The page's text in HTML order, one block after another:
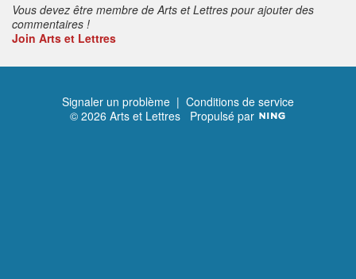
Vous devez être membre de Arts et Lettres pour ajouter des
commentaires !
Join Arts et Lettres
Signaler un problème | Conditions de service
© 2026 Arts et Lettres Propulsé par